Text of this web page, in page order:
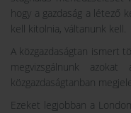
hogy a gazdaság a
kell kitolnia, váltanunk kell.
A közgazdaságtan ismert
megvizsgálnunk
közgazdaságtanban
Ezeket legjobban a